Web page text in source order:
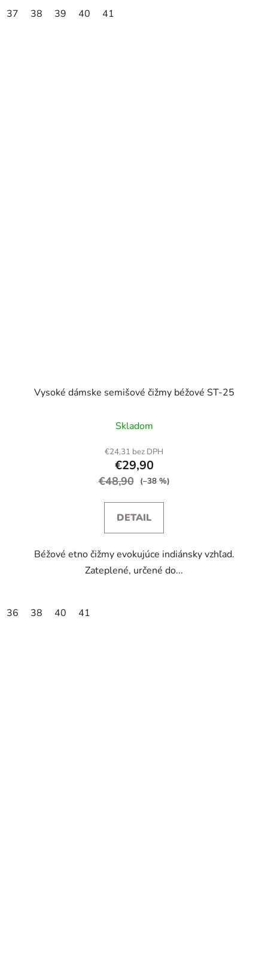
37 38 39 40 41
Vysoké dámske semišové čižmy béžové ST-25
hodnotenie
produktu
je
5,0
5
Skladom
€24,31 bez DPH
€29,90
€48,90 (–38 %)
DETAIL
Béžové etno čižmy evokujúce indiánsky vzhľad.
Zateplené, určené do...
36 38 40 41